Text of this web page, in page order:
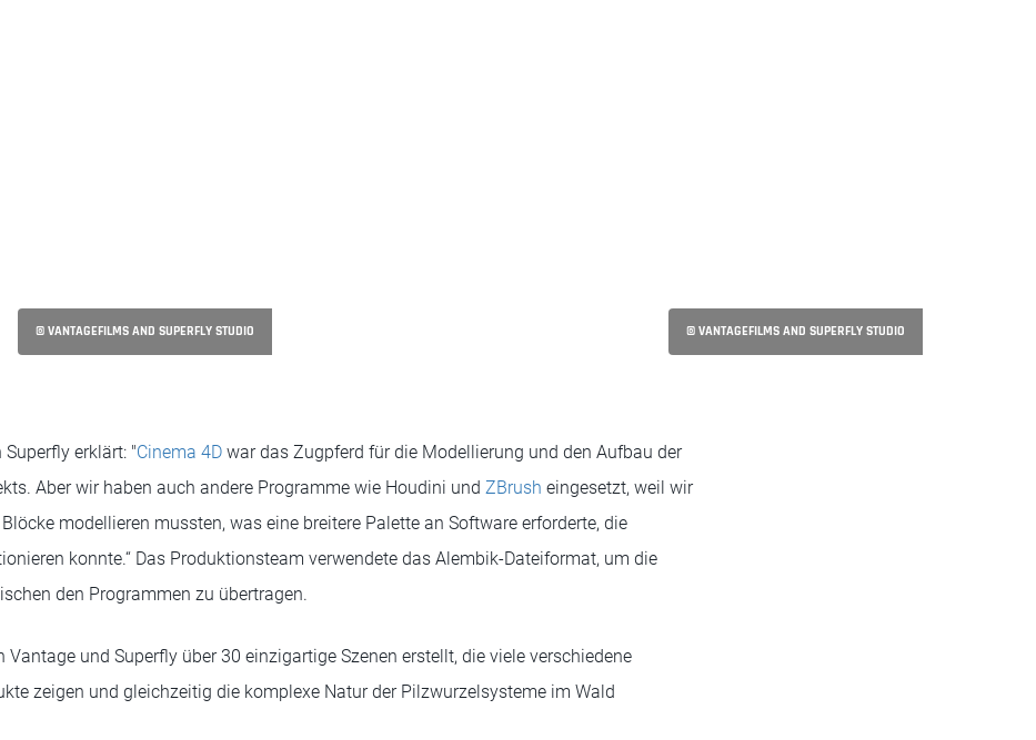
© VANTAGEFILMS AND SUPERFLY STUDIO © VANTAGEFILMS AND SUPERFLY STUDIO
erklärt: "Cinema 4D war das Zugpferd für die Modellierung und den Aufbau der
Aber wir haben auch andere Programme wie Houdini und ZBrush eingesetzt, weil wir
modellieren mussten, was eine breitere Palette an Software erforderte, die
konnte.“ Das Produktionsteam verwendete das Alembik-Dateiformat, um die
den Programmen zu übertragen.
Vantage und Superfly über 30 einzigartige Szenen erstellt, die viele verschiedene
zeigen und gleichzeitig die komplexe Natur der Pilzwurzelsysteme im Wald